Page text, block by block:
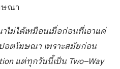
ษณา
ด้เหมือนเมื่อก่อนที่เอาแค่
อตโฆษณา เพราะสมัยก่อน
แต่ทุกวันนี้เป็น Two–Way